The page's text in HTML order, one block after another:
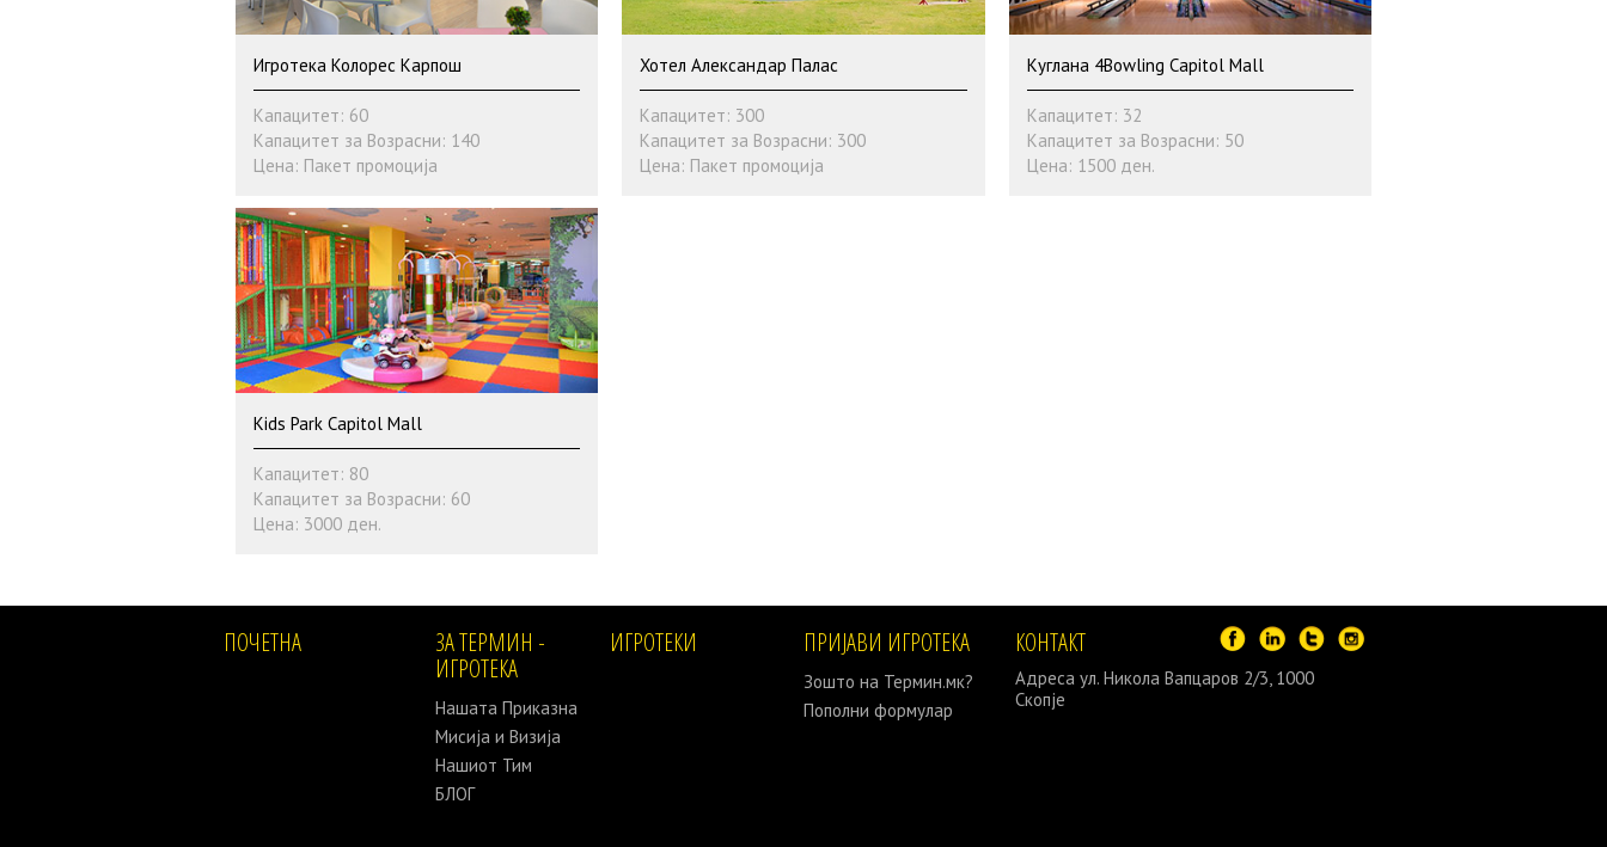
Игротека Колорес Карпош
Капацитет: 60
Капацитет за Возрасни: 140
Цена: Пакет промоција
Хотел Александар Палас
Капацитет: 300
Капацитет за Возрасни: 300
Цена: Пакет промоција
Куглана 4Bowling Capitol Mall
Капацитет: 32
Капацитет за Возрасни: 50
Цена: 1500 ден.
Kids Park Capitol Mall
Капацитет: 80
Капацитет за Возрасни: 60
Цена: 3000 ден.
ПОЧЕТНА
ЗА ТЕРМИН -
ИГРОТЕКА
Нашата Приказна
Мисија и Визија
Нашиот Тим
БЛОГ
ИГРОТЕКИ ПРИЈАВИ ИГРОТЕКА
Зошто на Термин.мк?
Пополни формулар
КОНТАКТ
Адреса ул. Никола Вапцаров 2/3, 1000
Скопје